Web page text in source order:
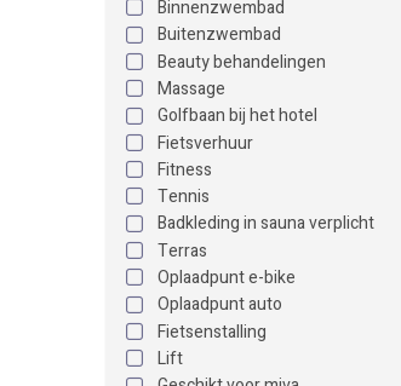
Binnenzwembad
Buitenzwembad
Beauty behandelingen
Massage
Golfbaan bij het hotel
Fietsverhuur
Fitness
Tennis
Badkleding in sauna verplicht
Terras
Oplaadpunt e-bike
Oplaadpunt auto
Fietsenstalling
Lift